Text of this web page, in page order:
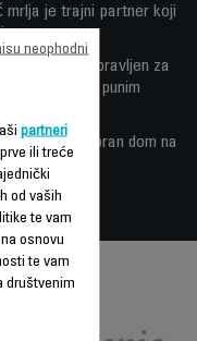
mrlja je trajni partner koji
koji je napravljen za
dizajnom i punim
za besprijekoran dom na
partneri
ili treće
od vaših
te vam
osnovu
te vam
društvenim
neophodni